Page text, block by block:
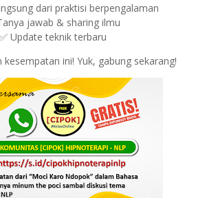
dari praktisi berpengalaman
jawab & sharing ilmu
✅ Update teknik terbaru
kesempatan ini! Yuk, gabung sekarang!